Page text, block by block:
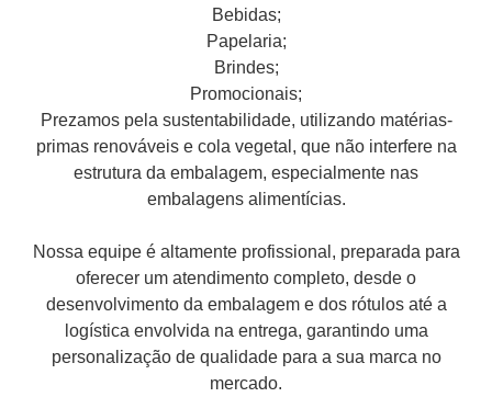
Bebidas;
Papelaria;
Brindes;
Promocionais;
Prezamos pela sustentabilidade, utilizando matérias-
primas renováveis e cola vegetal, que não interfere na
estrutura da embalagem, especialmente nas
embalagens alimentícias.
Nossa equipe é altamente profissional, preparada para
oferecer um atendimento completo, desde o
desenvolvimento da embalagem e dos rótulos até a
logística envolvida na entrega, garantindo uma
personalização de qualidade para a sua marca no
mercado.